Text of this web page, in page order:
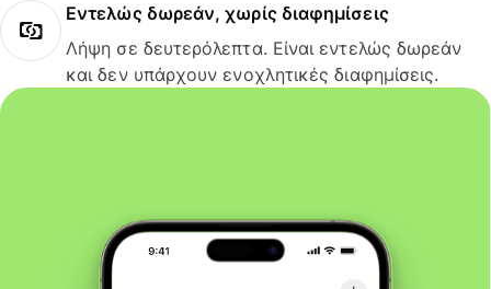
Εντελώς δωρεάν, χωρίς διαφημίσεις
Λήψη σε δευτερόλεπτα. Είναι εντελώς δωρεάν
και δεν υπάρχουν ενοχλητικές διαφημίσεις.